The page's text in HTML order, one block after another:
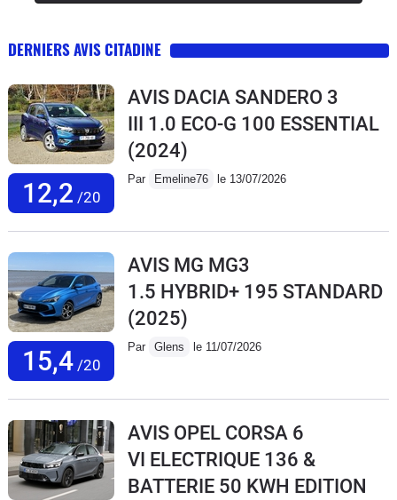
DERNIERS AVIS CITADINE
12,2 /20
AVIS DACIA SANDERO 3
III 1.0 ECO-G 100 ESSENTIAL
(2024)
Par Emeline76 le 13/07/2026
15,4/20
AVIS MG MG3
1.5 HYBRID+ 195 STANDARD
(2025)
Par Glens le 11/07/2026
AVIS OPEL CORSA 6
VI ELECTRIQUE 136 &
BATTERIE 50 KWH EDITION